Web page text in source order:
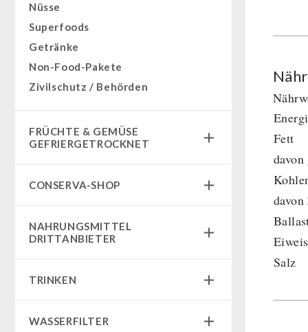
Nüsse
Superfoods
Getränke
Non-Food-Pakete
Zivilschutz / Behörden
FRÜCHTE & GEMÜSE
GEFRIERGETROCKNET
SicherSatt Früchte
CONSERVA-SHOP
Instant Gerichte
CONVAR-7 Tasting Boxes
Tiernahrung
NAHRUNGSMITTEL
DRITTANBIETER
Innova Pakete
TRINKEN
WASSERFILTER
Fett
Salz